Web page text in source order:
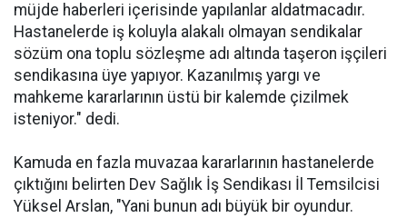
müjde haberleri içerisinde yapılanlar aldatmacadır.
Hastanelerde iş koluyla alakalı olmayan sendikalar
sözüm ona toplu sözleşme adı altında taşeron işçileri
sendikasına üye yapıyor. Kazanılmış yargı ve
mahkeme kararlarının üstü bir kalemde çizilmek
isteniyor." dedi.
Kamuda en fazla muvazaa kararlarının hastanelerde
çıktığını belirten Dev Sağlık İş Sendikası İl Temsilcisi
Yüksel Arslan, "Yani bunun adı büyük bir oyundur.